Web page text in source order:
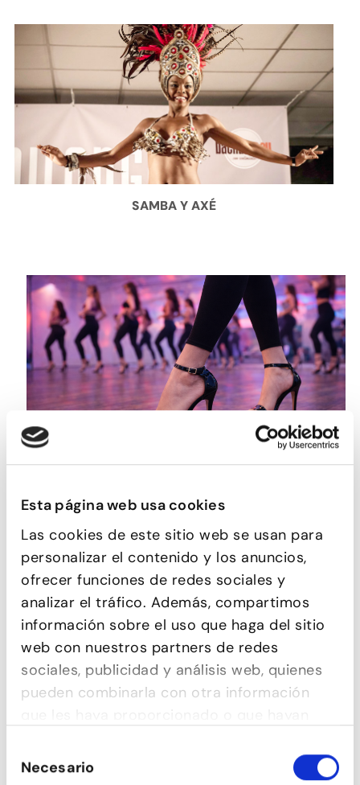
Esta página web usa cookies
Las cookies de este sitio web se usan para
personalizar el contenido y los anuncios,
ofrecer funciones de redes sociales y
analizar el tráfico. Además, compartimos
información sobre el uso que haga del sitio
web con nuestros partners de redes
sociales, publicidad y análisis web, quienes
pueden combinarla con otra información
de sus servicios.
deNecesario
SAMBA Y AXÉ
SEXY STYLE